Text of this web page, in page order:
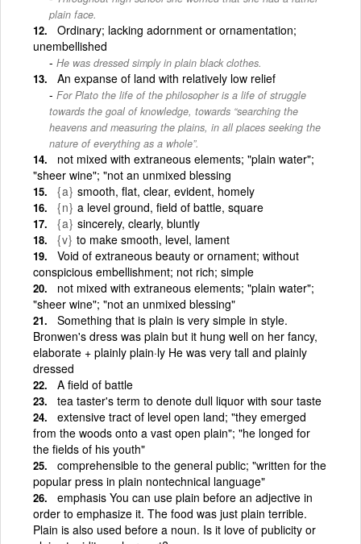
plain face.
Ordinary; lacking adornment or ornamentation;
unembellished
He was dressed simply in plain black clothes.
An expanse of land with relatively low relief
For Plato the life of the philosopher is a life of struggle
towards the goal of knowledge, towards “searching the
heavens and measuring the plains, in all places seeking the
nature of everything as a whole”.
not mixed with extraneous elements; "plain water";
"sheer wine"; "not an unmixed blessing
{a} smooth, flat, clear, evident, homely
{n} a level ground, field of battle, square
{a} sincerely, clearly, bluntly
{v} to make smooth, level, lament
Void of extraneous beauty or ornament; without
conspicious embellishment; not rich; simple
not mixed with extraneous elements; "plain water";
"sheer wine"; "not an unmixed blessing"
Something that is plain is very simple in style.
Bronwen's dress was plain but it hung well on her fancy,
elaborate + plainly plain·ly He was very tall and plainly
dressed
A field of battle
tea taster's term to denote dull liquor with sour taste
extensive tract of level open land; "they emerged
from the woods onto a vast open plain"; "he longed for
the fields of his youth"
comprehensible to the general public; "written for the
popular press in plain nontechnical language"
emphasis You can use plain before an adjective in
order to emphasize it. The food was just plain terrible.
Plain is also used before a noun. Is it love of publicity or